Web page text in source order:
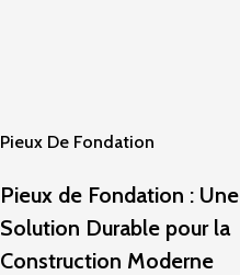
Pieux De Fondation
Pieux de Fondation : Une
Solution Durable pour la
Construction Moderne